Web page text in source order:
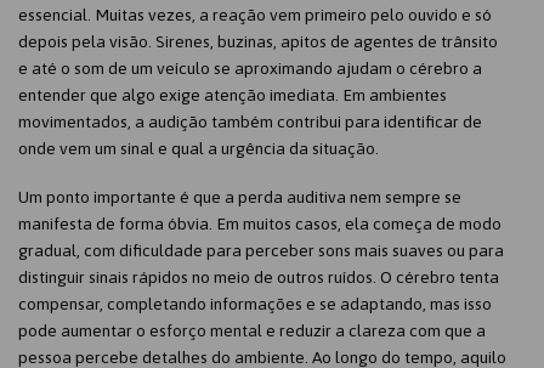
essencial. Muitas vezes, a reação vem primeiro pelo ouvido e só
depois pela visão. Sirenes, buzinas, apitos de agentes de trânsito
e até o som de um veículo se aproximando ajudam o cérebro a
entender que algo exige atenção imediata. Em ambientes
movimentados, a audição também contribui para identificar de
onde vem um sinal e qual a urgência da situação.
Um ponto importante é que a perda auditiva nem sempre se
manifesta de forma óbvia. Em muitos casos, ela começa de modo
gradual, com dificuldade para perceber sons mais suaves ou para
distinguir sinais rápidos no meio de outros ruídos. O cérebro tenta
compensar, completando informações e se adaptando, mas isso
pode aumentar o esforço mental e reduzir a clareza com que a
pessoa percebe detalhes do ambiente. Ao longo do tempo, aquilo